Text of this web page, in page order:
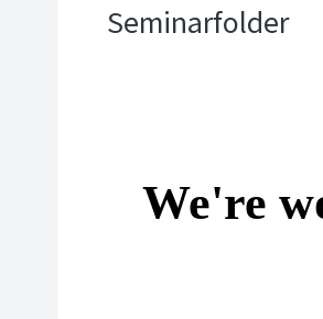
Seminarfolder